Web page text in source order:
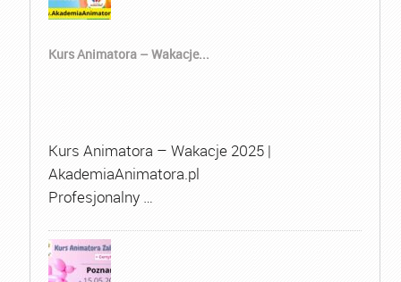
Kurs Animatora – Wakacje...
Kurs Animatora – Wakacje 2025 |
AkademiaAnimatora.pl
Profesjonalny …